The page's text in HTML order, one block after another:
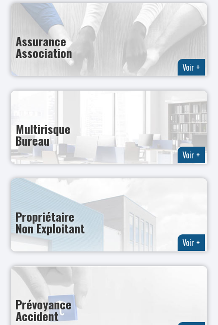
Assurance
Association
Voir +
Multirisque
Bureau
Voir +
Propriétaire
Non Exploitant
Voir +
Prévoyance
Accident